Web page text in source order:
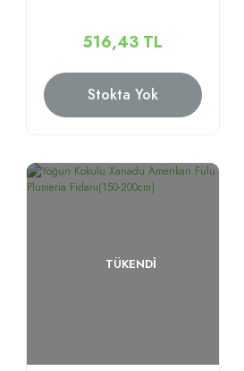
516,43 TL
Stokta Yok
TÜKENDI